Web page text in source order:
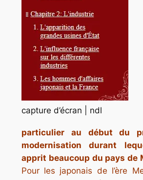
capture d’écran | ndl
particulier au début du
modernisation durant
apprit beaucoup du pays de
Pour les japonais de l’ère